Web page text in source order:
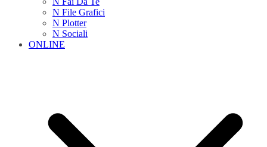
N File Grafici
N Plotter
N Sociali
ONLINE